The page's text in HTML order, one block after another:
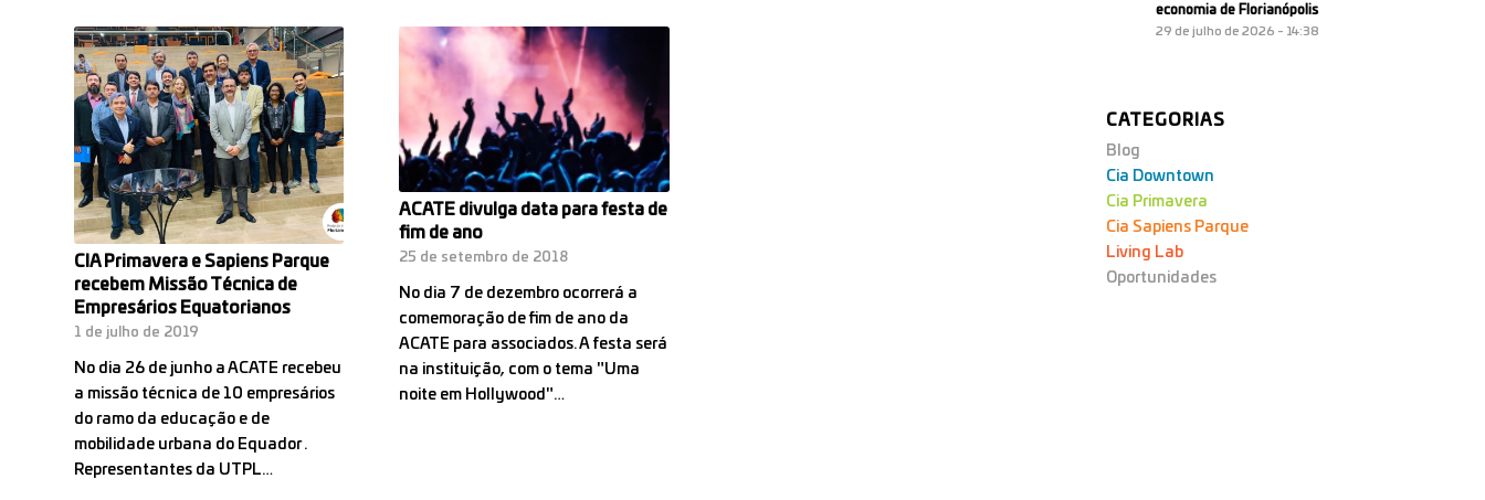
CIA Primavera e Sapiens Parque
recebem Missão Técnica de
Empresários Equatorianos
1 de julho de 2019
No dia 26 de junho a ACATE recebeu
a missão técnica de 10 empresários
do ramo da educação e de
mobilidade urbana do Equador .
Representantes da UTPL…
ACATE divulga data para festa de
fim de ano
25 de setembro de 2018
No dia 7 de dezembro ocorrerá a
comemoração de fim de ano da
ACATE para associados. A festa será
na instituição, com o tema "Uma
noite em Hollywood"…
economia de Florianópolis
29 de julho de 2026 - 14:38
CATEGORIAS
Blog
Cia Downtown
Cia Primavera
Cia Sapiens Parque
Living Lab
Oportunidades